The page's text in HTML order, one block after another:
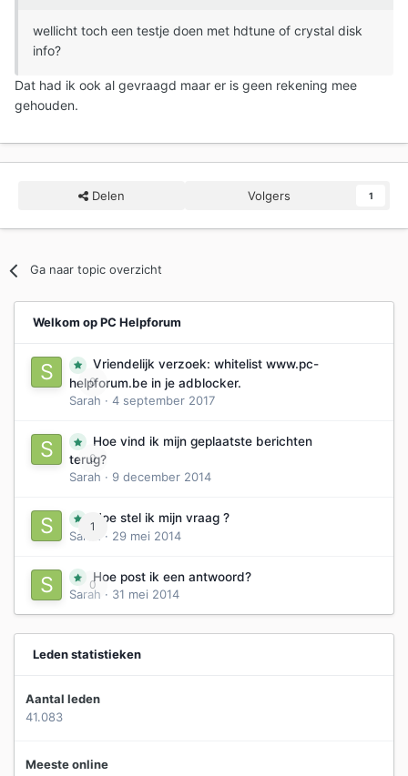
wellicht toch een testje doen met hdtune of crystal disk
info?
Dat had ik ook al gevraagd maar er is geen rekening mee
gehouden.
Delen Volgers 1
Ga naar topic overzicht
Welkom op PC Helpforum
0
Vriendelijk verzoek: whitelist www.pc-
helpforum.be in je adblocker.
Sarah · 4 september 2017
0
Hoe vind ik mijn geplaatste berichten
terug?
Sarah · 9 december 2014
1
Hoe stel ik mijn vraag ?
Sarah
· 29 mei 2014
0
Hoe post ik een antwoord?
Sarah · 31 mei 2014
Leden statistieken
Aantal leden
41.083
Meeste online